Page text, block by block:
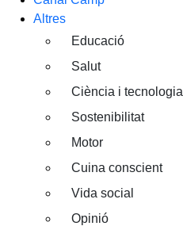
Altres
Educació
Salut
Ciència i tecnologia
Sostenibilitat
Motor
Cuina conscient
Vida social
Opinió